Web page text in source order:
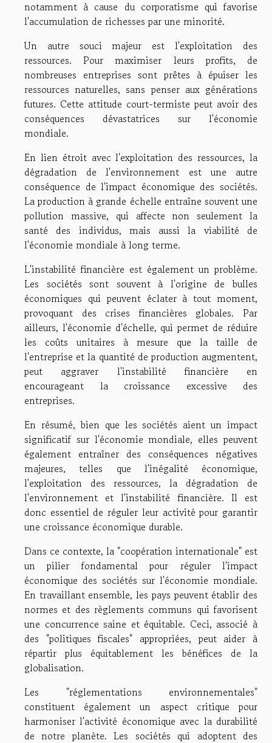
notamment à cause du corporatisme qui favorise
l'accumulation de richesses par une minorité.
Un autre souci majeur est l'exploitation des
ressources. Pour maximiser leurs profits, de
nombreuses entreprises sont prêtes à épuiser les
ressources naturelles, sans penser aux générations
futures. Cette attitude court-termiste peut avoir des
conséquences dévastatrices sur l'économie
mondiale.
En lien étroit avec l'exploitation des ressources, la
dégradation de l'environnement est une autre
conséquence de l'impact économique des sociétés.
La production à grande échelle entraîne souvent une
pollution massive, qui affecte non seulement la
santé des individus, mais aussi la viabilité de
l'économie mondiale à long terme.
L'instabilité financière est également un problème.
Les sociétés sont souvent à l'origine de bulles
économiques qui peuvent éclater à tout moment,
provoquant des crises financières globales. Par
ailleurs, l'économie d'échelle, qui permet de réduire
les coûts unitaires à mesure que la taille de
l'entreprise et la quantité de production augmentent,
peut aggraver l'instabilité financière en
encourageant la croissance excessive des
entreprises.
En résumé, bien que les sociétés aient un impact
significatif sur l'économie mondiale, elles peuvent
également entraîner des conséquences négatives
majeures, telles que l'inégalité économique,
l'exploitation des ressources, la dégradation de
l'environnement et l'instabilité financière. Il est
donc essentiel de réguler leur activité pour garantir
une croissance économique durable.
Dans ce contexte, la "coopération internationale" est
un pilier fondamental pour réguler l'impact
économique des sociétés sur l'économie mondiale.
En travaillant ensemble, les pays peuvent établir des
normes et des règlements communs qui favorisent
une concurrence saine et équitable. Ceci, associé à
des "politiques fiscales" appropriées, peut aider à
répartir plus équitablement les bénéfices de la
globalisation.
Les "réglementations environnementales"
constituent également un aspect critique pour
harmoniser l'activité économique avec la durabilité
de notre planète. Les sociétés qui adoptent des